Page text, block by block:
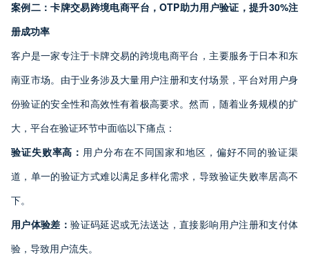
案例二：卡牌交易跨境电商平台，OTP助力用户验证，提升30%注
册成功率
客户是一家专注于卡牌交易的跨境电商平台，主要服务于日本和东
南亚市场。由于业务涉及大量用户注册和支付场景，平台对用户身
份验证的安全性和高效性有着极高要求。然而，随着业务规模的扩
大，平台在验证环节中面临以下痛点：
验证失败率高： 用户分布在不同国家和地区，偏好不同的验证渠
道，单一的验证方式难以满足多样化需求，导致验证失败率居高不
下。
用户体验差：验证码延迟或无法送达，直接影响用户注册和支付体
验，导致用户流失。